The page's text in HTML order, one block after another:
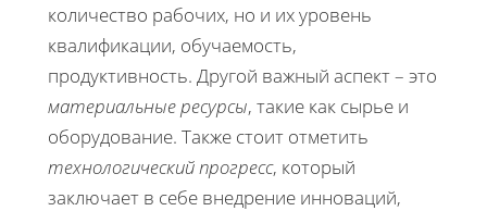
количество рабочих, но и их уровень
квалификации, обучаемость,
продуктивность. Другой важный аспект – это
материальные ресурсы, такие как сырье и
оборудование. Также стоит отметить
технологический прогресс, который
заключает в себе внедрение инноваций,